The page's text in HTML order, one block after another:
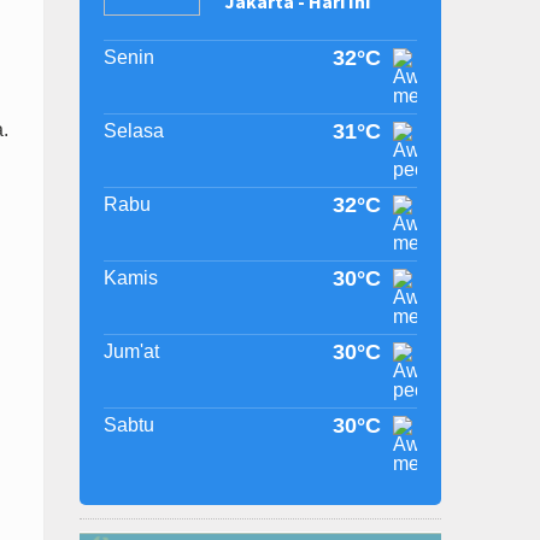
Senin 32°C
Selasa 31°C
Rabu 32°C
Kamis 30°C
Jum'at 30°C
Sabtu 30°C